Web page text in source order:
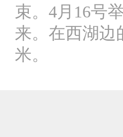
束。4月16号
来。在西湖边
米。